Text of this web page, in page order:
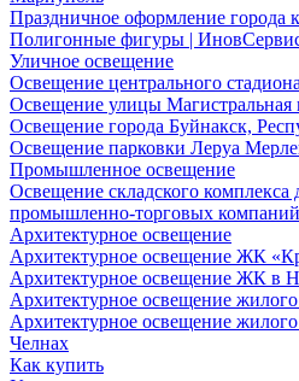
Праздничное оформление города
Полигонные фигуры |
Уличное освещение
Освещение центрального
Освещение улицы Магистральная
Освещение города Буйнакск,
Освещение парковки Леруа
Промышленное освещение
Освещение складского
промышленно-торговых
Архитектурное освещение
Архитектурное освещение ЖК
Архитектурное освещение ЖК в
Архитектурное освещение
Архитектурное освещение
Челнах
Как купить